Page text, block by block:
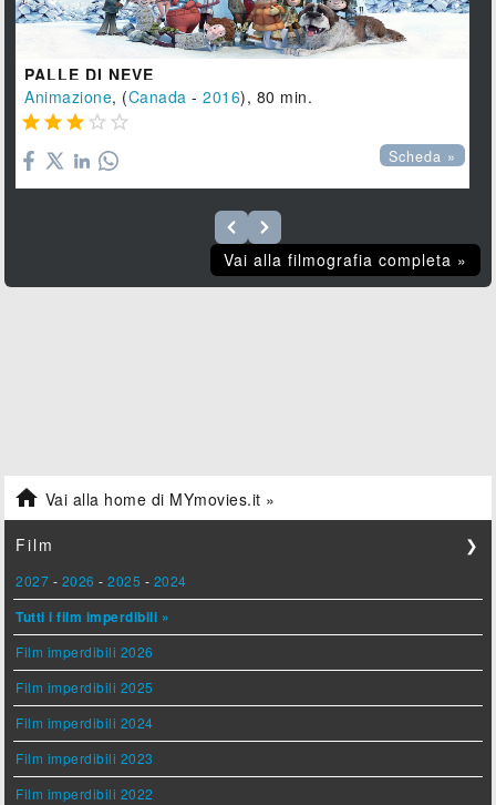
PALLE DI NEVE
Animazione, (Canada -2016), 80 min.
    
Scheda »
Vai alla filmografia completa »
 Vai alla home di MYmovies.it »
Film ❯
2027 - 2026 -2025 - 2024
Tutti i film imperdibili »
Film imperdibili 2026
Film imperdibili 2025
Film imperdibili 2024
Film imperdibili 2023
Film imperdibili 2022